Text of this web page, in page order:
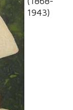
1943)